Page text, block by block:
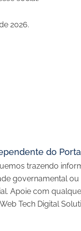
2026.
do
trazendo
governamental
Apoie com
Tech Digital